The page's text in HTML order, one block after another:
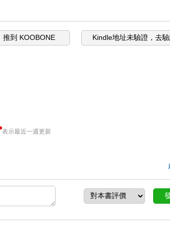
推到 KOOBONE Kindle地址未驗證，去
表示最近一週更新